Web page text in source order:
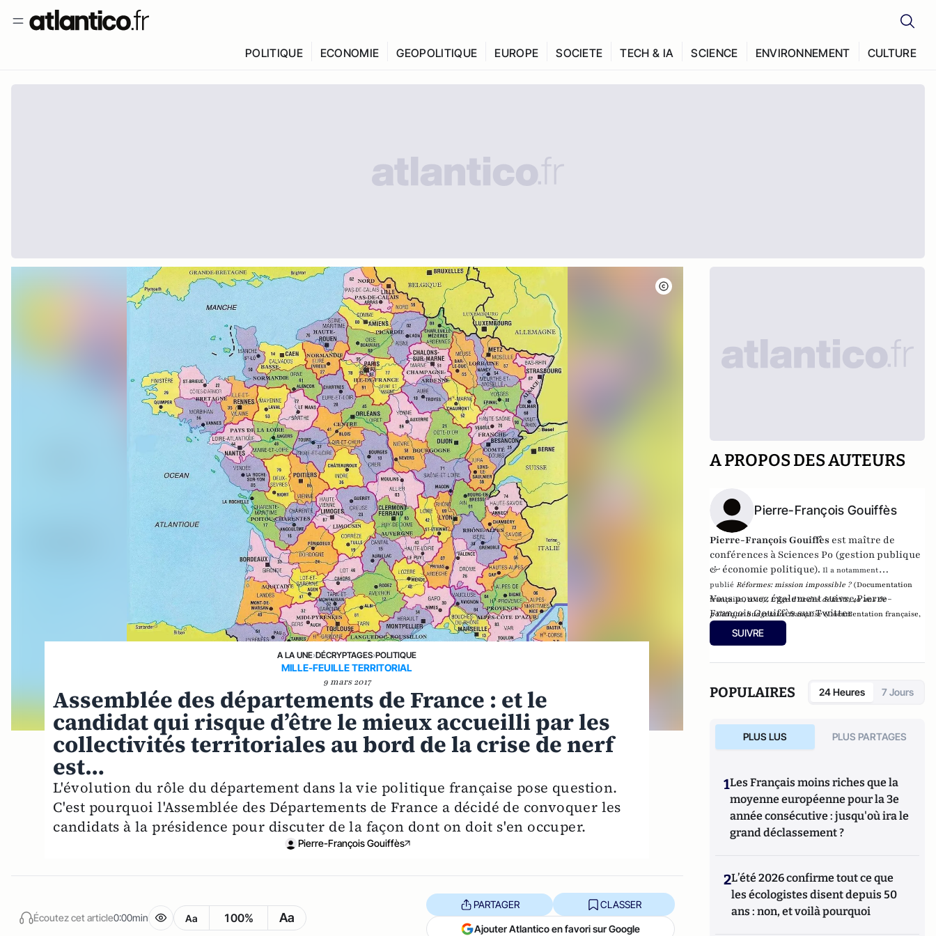
POLITIQUE ECONOMIE GEOPOLITIQUE EUROPE SOCIETE TECH & IA SCIENCE ENVIRONNEMENT CULTURE
A LA UNE›DÉCRYPTAGES›POLITIQUE
MILLE-FEUILLE TERRITORIAL
9 mars 2017
Assemblée des départements de France : et le
candidat qui risque d’être le mieux accueilli par les
collectivités territoriales au bord de la crise de nerf
est…
L'évolution du rôle du département dans la vie politique française pose question.
C'est pourquoi l'Assemblée des Départements de France a décidé de convoquer les
candidats à la présidence pour discuter de la façon dont on doit s'en occuper.
Pierre-François Gouiffès
Écoutez cet article0:00min Aa 100% Aa
PARTAGER CLASSER
Ajouter Atlantico en favori sur Google
A PROPOS DES AUTEURS
Pierre-François Gouiffès
Pierre-François Gouiffès est maître de
conférences à Sciences Po (gestion publique
& économie politique).Il a notamment
publiéRéformes: mission impossible ?(Documentation
française, 2010), L’âge d’or des déficits, 40 ans de
politique budgétaire française (Documentation française,
et récemment
2017).Il tient un blog sur
Vous pouvez également suivre Pierre-
François Gouiffès surTwitter
SUIVRE
POPULAIRES 24 Heures 7 Jours
PLUS LUS PLUS PARTAGES
1Les Français moins riches que la
moyenne européenne pour la 3e
année consécutive : jusqu'où ira le
grand déclassement ?
2L’été 2026 confirme tout ce que
les écologistes disent depuis 50
ans : non, et voilà pourquoi